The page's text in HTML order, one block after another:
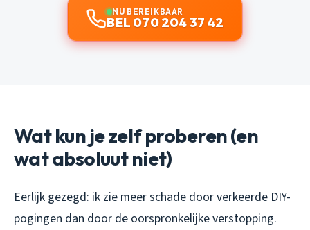
NU BEREIKBAAR
BEL 070 204 37 42
Wat kun je zelf proberen (en
wat absoluut niet)
Eerlijk gezegd: ik zie meer schade door verkeerde DIY-
pogingen dan door de oorspronkelijke verstopping.